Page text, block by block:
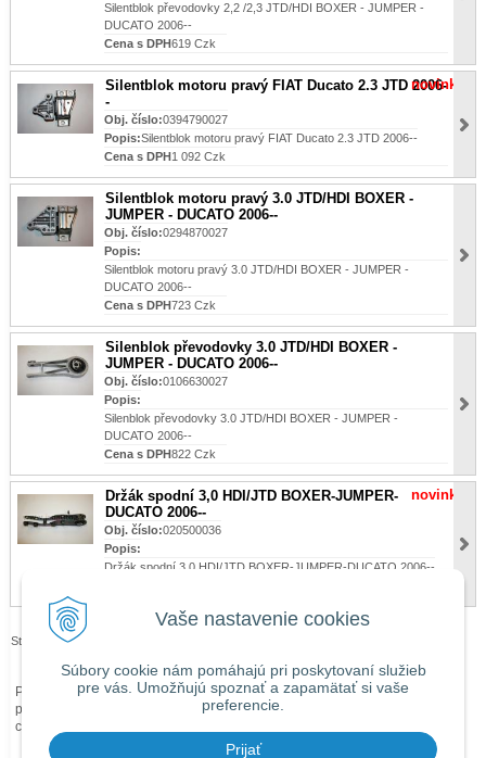
Vaše nastavenie cookies
Súbory cookie nám pomáhajú pri poskytovaní služieb
pre vás. Umožňujú spoznať a zapamätať si vaše
preferencie.
Prijať
Silentblok převodovky 2,2 /2,3 JTD/HDI BOXER - JUMPER -
DUCATO 2006--
Cena s DPH619 Czk
Silentblok motoru pravý FIAT Ducato 2.3 JTD 2006-
-
novinka
Obj. číslo:0394790027
Popis:Silentblok motoru pravý FIAT Ducato 2.3 JTD 2006--
Cena s DPH1 092 Czk
Silentblok motoru pravý 3.0 JTD/HDI BOXER -
JUMPER - DUCATO 2006--
Obj. číslo:0294870027
Popis:
Silentblok motoru pravý 3.0 JTD/HDI BOXER - JUMPER -
DUCATO 2006--
Cena s DPH723 Czk
Silenblok převodovky 3.0 JTD/HDI BOXER -
JUMPER - DUCATO 2006--
Obj. číslo:0106630027
Popis:
Silenblok převodovky 3.0 JTD/HDI BOXER - JUMPER -
DUCATO 2006--
Cena s DPH822 Czk
Držák spodní 3,0 HDI/JTD BOXER-JUMPER-
DUCATO 2006--
novinka
Obj. číslo:020500036
Popis:
Držák spodní 3,0 HDI/JTD BOXER-JUMPER-DUCATO 2006--
Stránky: 1
Při zaslání zboží mimo území České republiky budou ke každé objednávce
přičteny náklady na dopravu mimo území ČR dle
ceně Vás budeme předem informovat telefonicky nebo e-mailem.